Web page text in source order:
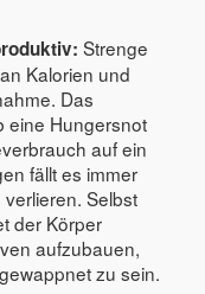
Strenge
Kalorien und
Das
eine Hungersnot
auf ein
fällt es immer
Selbst
der Körper
aufzubauen,
zu sein.